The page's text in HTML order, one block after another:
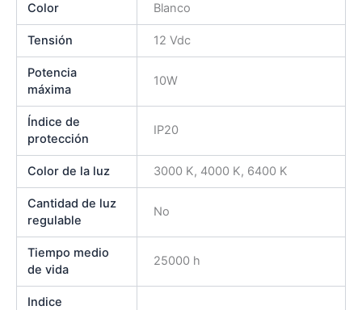
Color Blanco
Tensión 12 Vdc
Potencia
máxima
10W
Índice de
protección
IP20
Color de la luz 3000 K, 4000 K, 6400 K
Cantidad de luz
regulable
No
Tiempo medio
de vida
25000 h
Indice